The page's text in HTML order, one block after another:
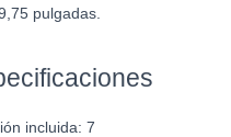
pulgadas.
incluida: 7